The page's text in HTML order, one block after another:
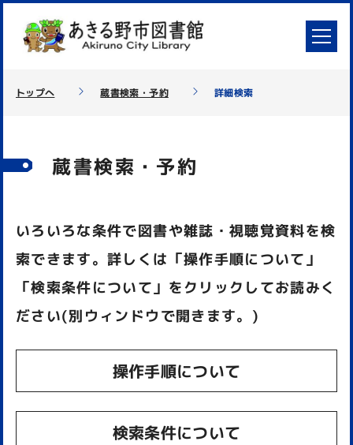
トップへ 蔵書検索・予約 詳細検索
蔵書検索・予約
いろいろな条件で図書や雑誌・視聴覚資料を検
索できます。詳しくは「操作手順について」
「検索条件について」をクリックしてお読みく
ださい(別ウィンドウで開きます。)
操作手順について
検索条件について